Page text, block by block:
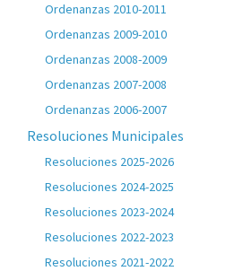
Ordenanzas 2010-2011
Ordenanzas 2009-2010
Ordenanzas 2008-2009
Ordenanzas 2007-2008
Ordenanzas 2006-2007
Resoluciones Municipales
Resoluciones 2025-2026
Resoluciones 2024-2025
Resoluciones 2023-2024
Resoluciones 2022-2023
Resoluciones 2021-2022